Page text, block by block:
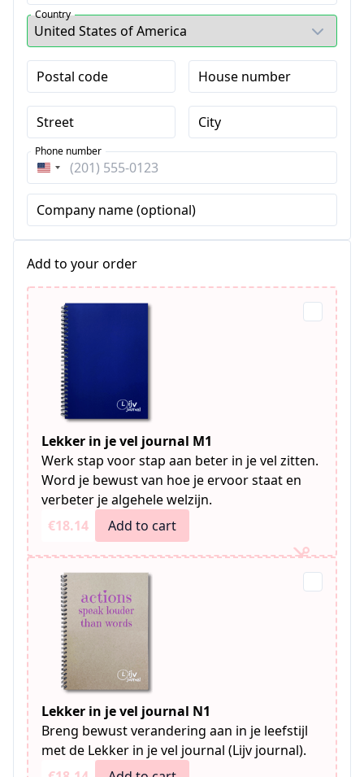
Country
Postal code House number
Street City
United
States
+1
Phone number
Company name (optional)
Add to your order
Lekker in je vel journal M1
Werk stap voor stap aan beter in je vel zitten.
Word je bewust van hoe je ervoor staat en
verbeter je algehele welzijn.
€18.14
Add to cart
Lekker in je vel journal N1
Breng bewust verandering aan in je leefstijl
met de Lekker in je vel journal (Lijv journal).